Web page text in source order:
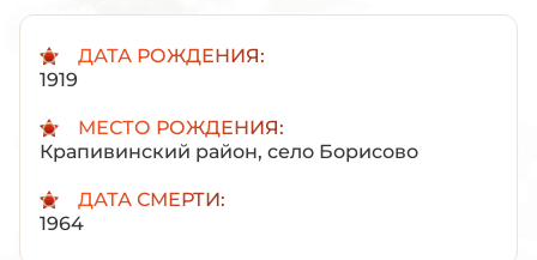
ДАТА РОЖДЕНИЯ:
1919
МЕСТО РОЖДЕНИЯ:
Крапивинский район, село Борисово
ДАТА СМЕРТИ:
1964